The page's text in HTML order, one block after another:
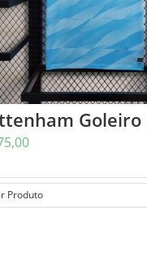
Goleiro
Produto